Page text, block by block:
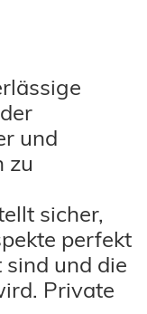
und
zu
sicher,
perfekt
und die
Private